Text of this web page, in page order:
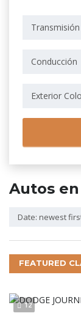
Transmisión
Conducción
Exterior
Autos
Date: newest
FEATURED
12